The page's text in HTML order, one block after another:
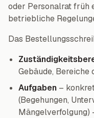
oder Personalrat früh
betriebliche
Das
Gebäude,
Aufgaben –
(Begehungen,
Mängelverfolgung)